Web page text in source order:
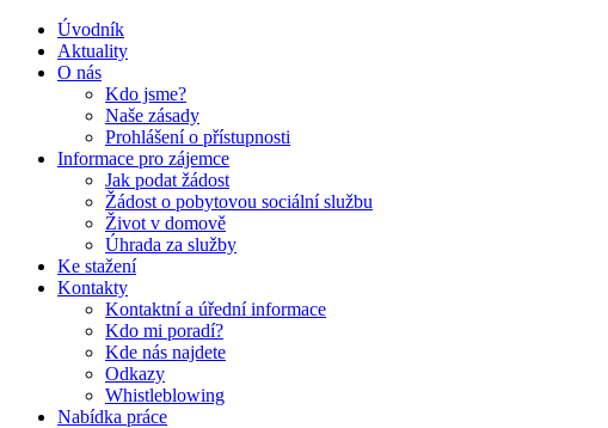
Úvodník
Aktuality
O nás
Kdo jsme?
Naše zásady
Prohlášení o přístupnosti
Informace pro zájemce
Jak podat žádost
Žádost o pobytovou sociální službu
Život v domově
Úhrada za služby
Ke stažení
Kontakty
Kontaktní a úřední informace
Kdo mi poradí?
Kde nás najdete
Odkazy
Whistleblowing
Nabídka práce